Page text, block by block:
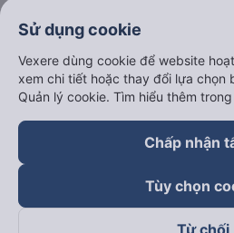
Sử dụng cookie
Vexere dùng cookie để website
xem chi tiết hoặc thay đổi lựa chọn
Quản lý cookie. Tìm hiểu thêm trong
Chấp nhận
Tùy chọn
Từ chối